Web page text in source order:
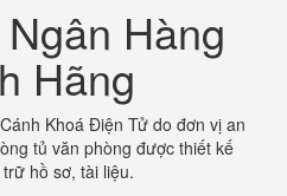
Hàng
Hãng
Khoá Điện Tử do đơn vị an
tủ văn phòng được thiết kế
hồ sơ, tài liệu.